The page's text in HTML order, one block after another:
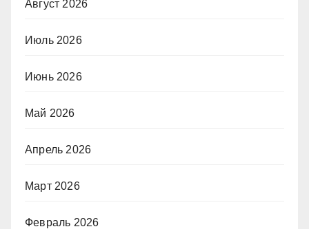
Август 2026
Июль 2026
Июнь 2026
Май 2026
Апрель 2026
Март 2026
Февраль 2026